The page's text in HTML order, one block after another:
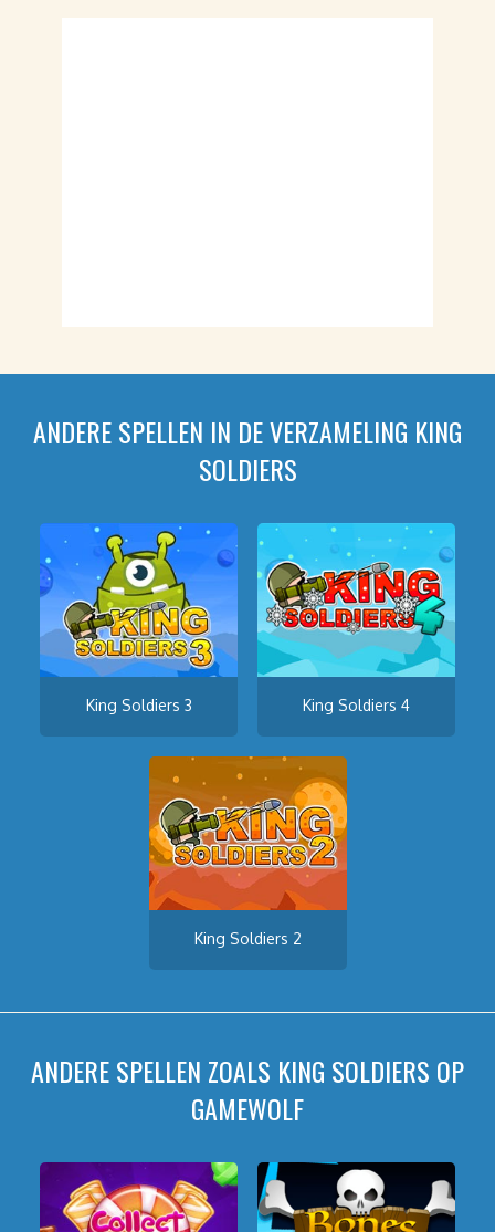
ANDERE SPELLEN IN DE VERZAMELING KING
SOLDIERS
King Soldiers 3 King Soldiers 4
King Soldiers 2
ANDERE SPELLEN ZOALS KING SOLDIERS OP
GAMEWOLF